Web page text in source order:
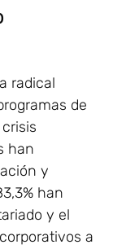
radical
de
han
y
han
y el
a